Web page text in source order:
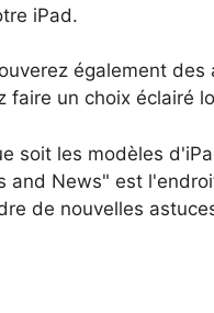
iPad.
également
faire un choix éclairé
soit les modèles
and News" est
de nouvelles